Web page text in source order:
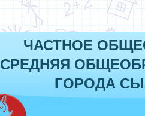
ЧАСТНОЕ
СРЕДНЯЯ
ГОРОДА